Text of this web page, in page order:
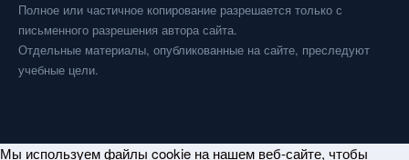
Полное или частичное копирование разрешается только с
письменного разрешения автора сайта.
Отдельные материалы, опубликованные на сайте, преследуют
учебные цели.
Мы используем файлы cookie на нашем веб-сайте, чтобы